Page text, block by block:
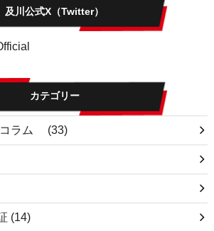
及川公式X（Twitter）
カテゴリー
コラム (33)
(14)